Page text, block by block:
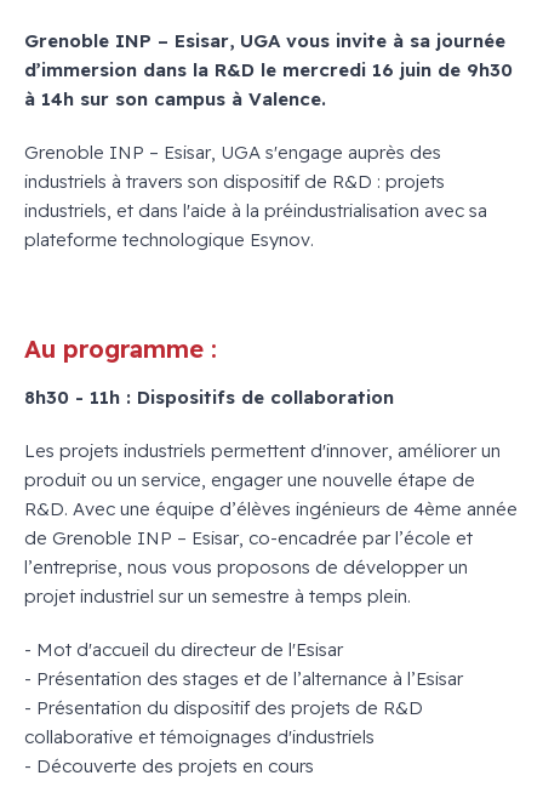
Grenoble INP – Esisar, UGA vous invite à sa journée
d’immersion dans la R&D le mercredi 16 juin de 9h30
à 14h sur son campus à Valence.
Grenoble INP – Esisar, UGA s'engage auprès des
industriels à travers son dispositif de R&D : projets
industriels, et dans l'aide à la préindustrialisation avec sa
plateforme technologique Esynov.
Au programme :
8h30 - 11h : Dispositifs de collaboration
Les projets industriels permettent d'innover, améliorer un
produit ou un service, engager une nouvelle étape de
R&D. Avec une équipe d’élèves ingénieurs de 4ème année
de Grenoble INP – Esisar, co-encadrée par l’école et
l’entreprise, nous vous proposons de développer un
projet industriel sur un semestre à temps plein.
- Mot d'accueil du directeur de l'Esisar
- Présentation des stages et de l’alternance à l’Esisar
- Présentation du dispositif des projets de R&D
collaborative et témoignages d'industriels
- Découverte des projets en cours